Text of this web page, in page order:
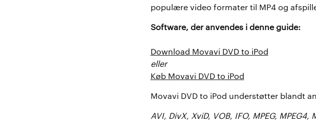
populære video formater til MP4 og
Software, der anvendes i denne guide:
Download Movavi DVD to iPod
eller
Køb Movavi DVD to iPod
Movavi DVD to iPod understøtter blandt
AVI, DivX, XviD, VOB, IFO, MPEG, MPEG4,